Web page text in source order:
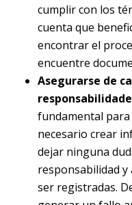
cumplir con los
cuenta que
encontrar el
encuentre
Asegurarse de
fundamental para
necesario crear
dejar ninguna
responsabilidad y
ser registradas.